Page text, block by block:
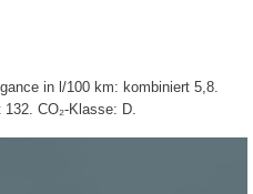
in l/100 km: kombiniert 5,8.
CO₂-Klasse: D.